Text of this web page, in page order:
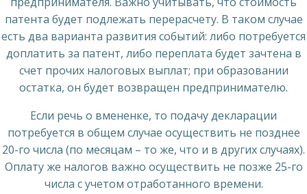
патента будет подлежать перерасчету. В таком случае
есть два варианта развития событий: либо потребуется
доплатить за патент, либо переплата будет зачтена в
счет прочих налоговых выплат; при образовании
остатка, он будет возвращен предпринимателю.
Если речь о вмененке, то подачу декларации
потребуется в общем случае осуществить не позднее
20-го числа (по месяцам – то же, что и в других случаях).
Оплату же налогов важно осуществить не позже 25-го
числа с учетом отработанного времени.